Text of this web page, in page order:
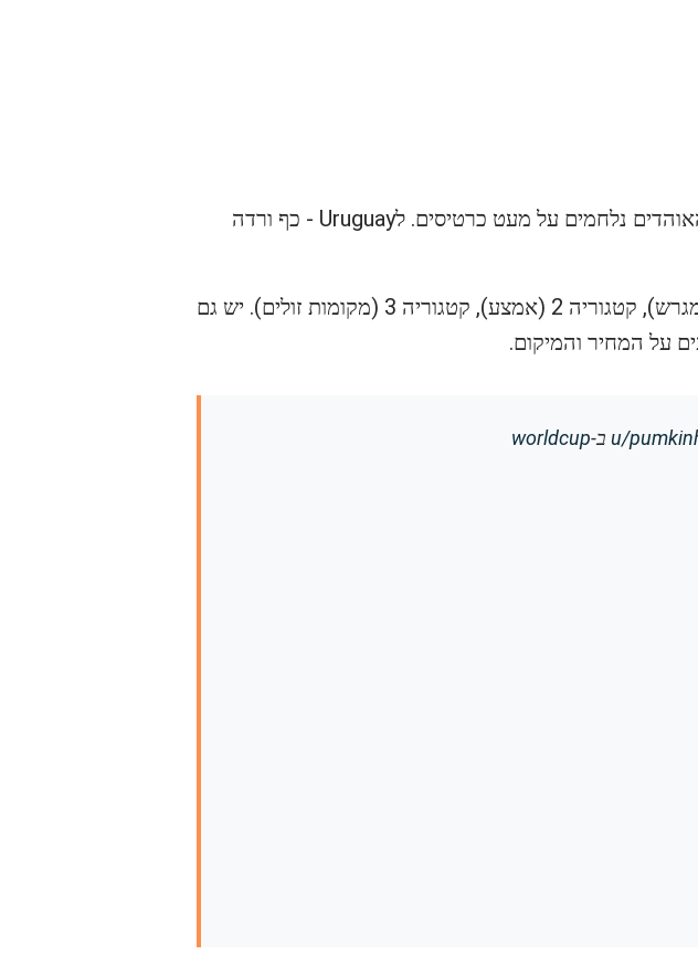
המגבלה המרכזית: זמינות! במיוחד למשחק Uruguay - ספרד, שבו כלל האוהדים נלחמים על מעט כרטיסים. לUruguay - כף ורדה
קטגוריות הכרטיסים של פיפ"א רלוונטיות – קטגוריה 1 (הכי יקר/קרוב למגרש), קטגוריה 2 (אמצע), קטגוריה 3 (מקומות זולים). יש גם
u/ ב-worldcup